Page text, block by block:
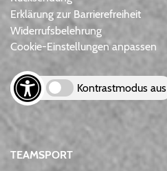
Erklärung zur Barrierefreiheit
Widerrufsbelehrung
Cookie-Einstellungen anpassen
Kontrastmodus aus
TEAMSPORT